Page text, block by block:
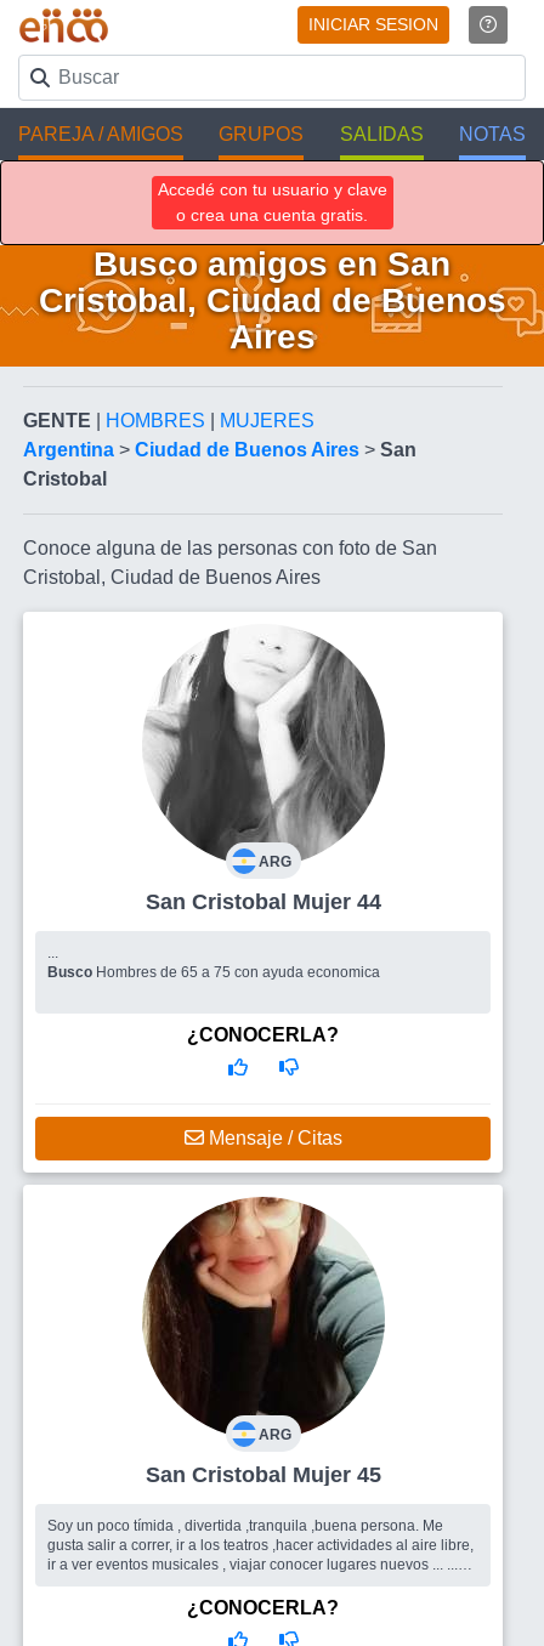
INICIAR SESION
PAREJA / AMIGOS GRUPOS SALIDAS NOTAS
Accedé con tu usuario y clave
o crea una cuenta gratis.
Busco amigos en San
Cristobal, Ciudad de Buenos
Aires
GENTE HOMBRES
MUJERES
Argentina > Ciudad de Buenos Aires > San
Cristobal
Conoce alguna de las personas con foto de San
Cristobal, Ciudad de Buenos Aires
ARG
San Cristobal Mujer 44
...
Busco Hombres de 65 a 75 con ayuda economica
¿CONOCERLA?
Mensaje / Citas
ARG
San Cristobal Mujer 45
Soy un poco tímida , divertida ,tranquila ,buena persona. Me
gusta salir a correr, ir a los teatros ,hacer actividades al aire libre,
ir a ver eventos musicales , viajar conocer lugares nuevos ... ...
¿CONOCERLA?